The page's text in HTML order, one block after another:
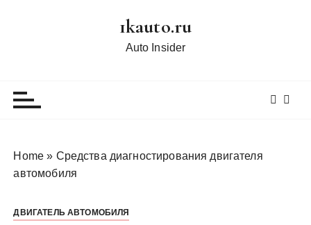
1kauto.ru
Auto Insider
Home » Средства диагностирования двигателя
автомобиля
ДВИГАТЕЛЬ АВТОМОБИЛЯ